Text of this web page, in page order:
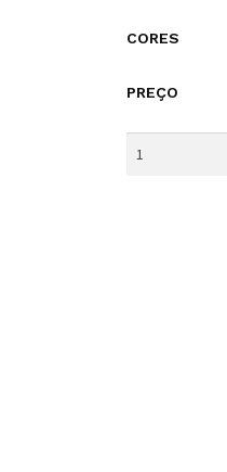
CORES
PREÇO